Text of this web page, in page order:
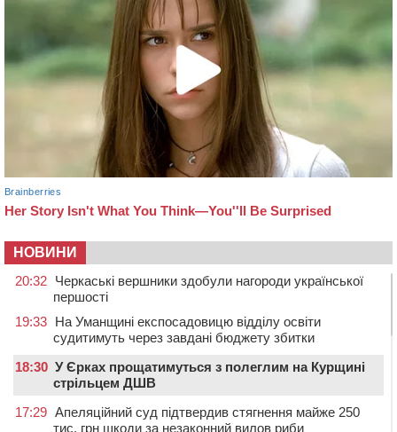
НОВИНИ
20:32 Черкаські вершники здобули нагороди української
першості
19:33 На Уманщині експосадовицю відділу освіти
судитимуть через завдані бюджету збитки
18:30 У Єрках прощатимуться з полеглим на Курщині
стрільцем ДШВ
17:29 Апеляційний суд підтвердив стягнення майже 250
тис. грн шкоди за незаконний вилов риби